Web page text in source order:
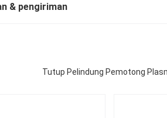
& pengiriman
Tutup Pelindung Pemotong